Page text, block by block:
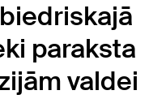
paraksta
valdei